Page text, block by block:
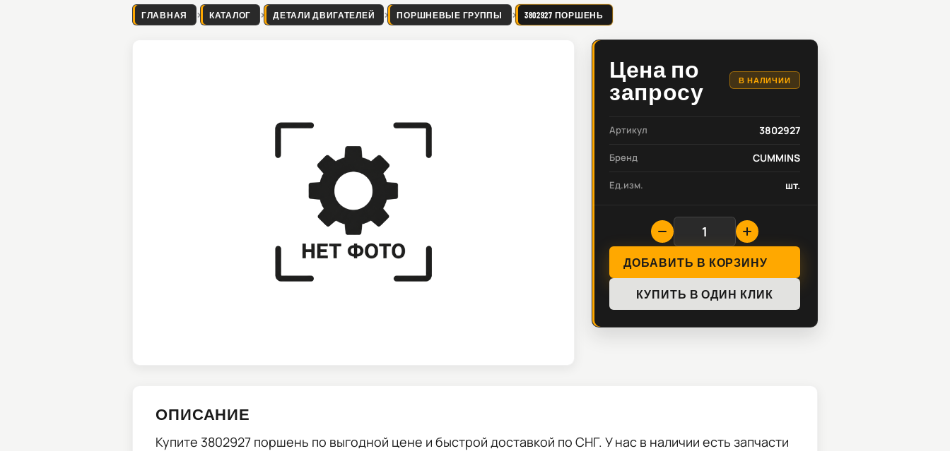
ГЛАВНАЯ КАТАЛОГ ДЕТАЛИ ДВИГАТЕЛЕЙ ПОРШНЕВЫЕ ГРУППЫ 3802927 ПОРШЕНЬ
Цена по
запросу
В НАЛИЧИИ
Артикул 3802927
Бренд CUMMINS
Ед.изм. шт.
ДОБАВИТЬ В КОРЗИНУ
КУПИТЬ В ОДИН КЛИК
ОПИСАНИЕ
Купите 3802927 поршень по выгодной цене и быстрой доставкой по СНГ. У нас в наличии есть запчасти